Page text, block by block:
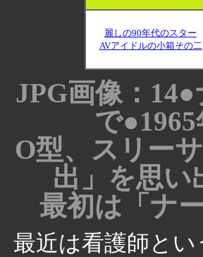
麗しの90年代のスター
AVアイドルの小箱その二
JPG画像：
で
O型、スリー
出」を思い
最初は「ナ
最近は看護師と